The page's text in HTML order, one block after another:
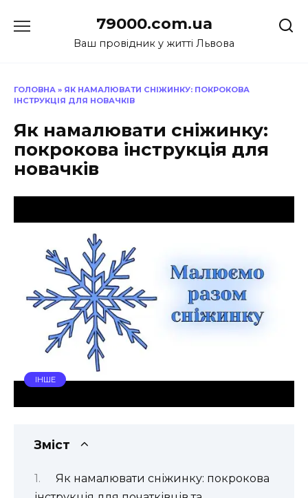
до
79000.com.ua
Ваш провідник у житті Львова
ГОЛОВНА » ЯК НАМАЛЮВАТИ СНІЖИНКУ: ПОКРОКОВА
ІНСТРУКЦІЯ ДЛЯ НОВАЧКІВ
Як намалювати сніжинку:
покрокова інструкція для
новачків
ІНШЕ
Зміст
Як намалювати сніжинку: покрокова